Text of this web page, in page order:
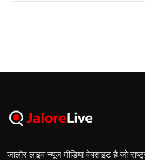
जालोर लाइव न्यूज मीडिया वेबसाइट है जो